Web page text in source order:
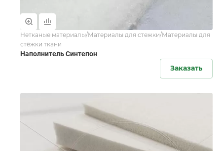
Нетканые материалы/Материалы для стежки/Материалы для
стёжки ткани
Наполнитель Синтепон
Заказать